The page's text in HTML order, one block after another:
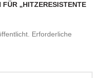
„HITZERESISTENTE
Erforderliche